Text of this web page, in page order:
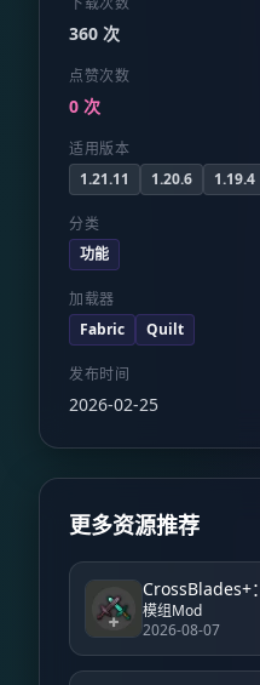
360 次
点赞次数
0 次
适用版本
1.21.11
1.20.6 1.19.4
分类
功能
加载器
Fabric
Quilt
发布时间
2026-02-25
更多资源推荐
模组Mod
2026-08-07